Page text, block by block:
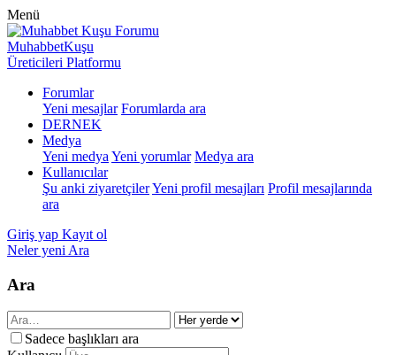
Menü
MuhabbetKuşu
Üreticileri Platformu
Forumlar
Yeni mesajlar Forumlarda ara
DERNEK
Medya
Yeni medya Yeni yorumlar Medya ara
Kullanıcılar
Şu anki ziyaretçilerYeni profil mesajları Profil mesajlarında
ara
Giriş yap Kayıt ol
Neler yeni Ara
Ara
Sadece başlıkları ara